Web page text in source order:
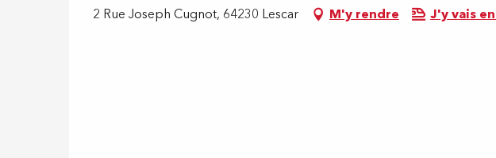
2 Rue Joseph Cugnot, 64230 Lescar M'y rendre J'y vais